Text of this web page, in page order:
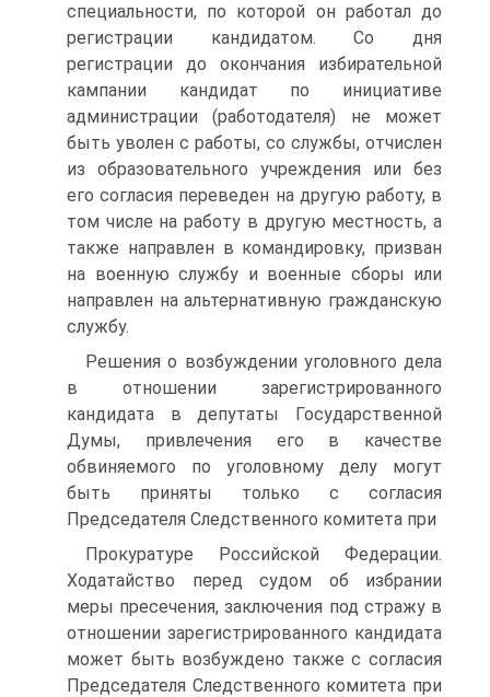
специальности, по которой он работал до
регистрации кандидатом. Со дня
регистрации до окончания избирательной
кампании кандидат по инициативе
администрации (работодателя) не может
быть уволен с работы, со службы, отчислен
из образовательного учреждения или без
его согласия переведен на другую работу, в
том числе на работу в другую местность, а
также направлен в командировку, призван
на военную службу и военные сборы или
направлен на альтернативную гражданскую
службу.
Решения о возбуждении уголовного дела
в отношении зарегистрированного
кандидата в депутаты Государственной
Думы, привлечения его в качестве
обвиняемого по уголовному делу могут
быть приняты только с согласия
Председателя Следственного комитета при
Прокуратуре Российской Федерации.
Ходатайство перед судом об избрании
меры пресечения, заключения под стражу в
отношении зарегистрированного кандидата
может быть возбуждено также с согласия
Председателя Следственного комитета при